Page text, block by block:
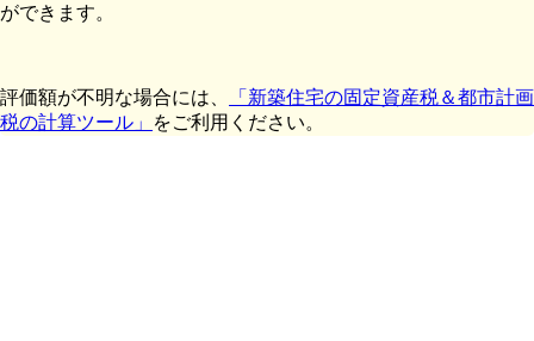
ができます。
評価額が不明な場合には、
「新築住宅の固定資産税＆都市計画
税の計算ツール」
をご利用ください。